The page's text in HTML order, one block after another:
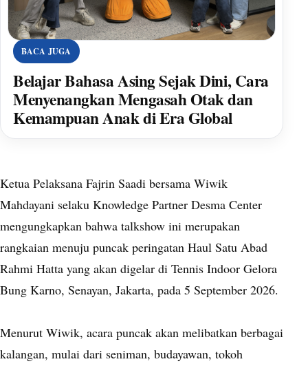
BACA JUGA
Belajar Bahasa Asing Sejak Dini, Cara
Menyenangkan Mengasah Otak dan
Kemampuan Anak di Era Global
Ketua Pelaksana Fajrin Saadi bersama Wiwik
Mahdayani selaku Knowledge Partner Desma Center
mengungkapkan bahwa talkshow ini merupakan
rangkaian menuju puncak peringatan Haul Satu Abad
Rahmi Hatta yang akan digelar di Tennis Indoor Gelora
Bung Karno, Senayan, Jakarta, pada 5 September 2026.
Menurut Wiwik, acara puncak akan melibatkan berbagai
kalangan, mulai dari seniman, budayawan, tokoh